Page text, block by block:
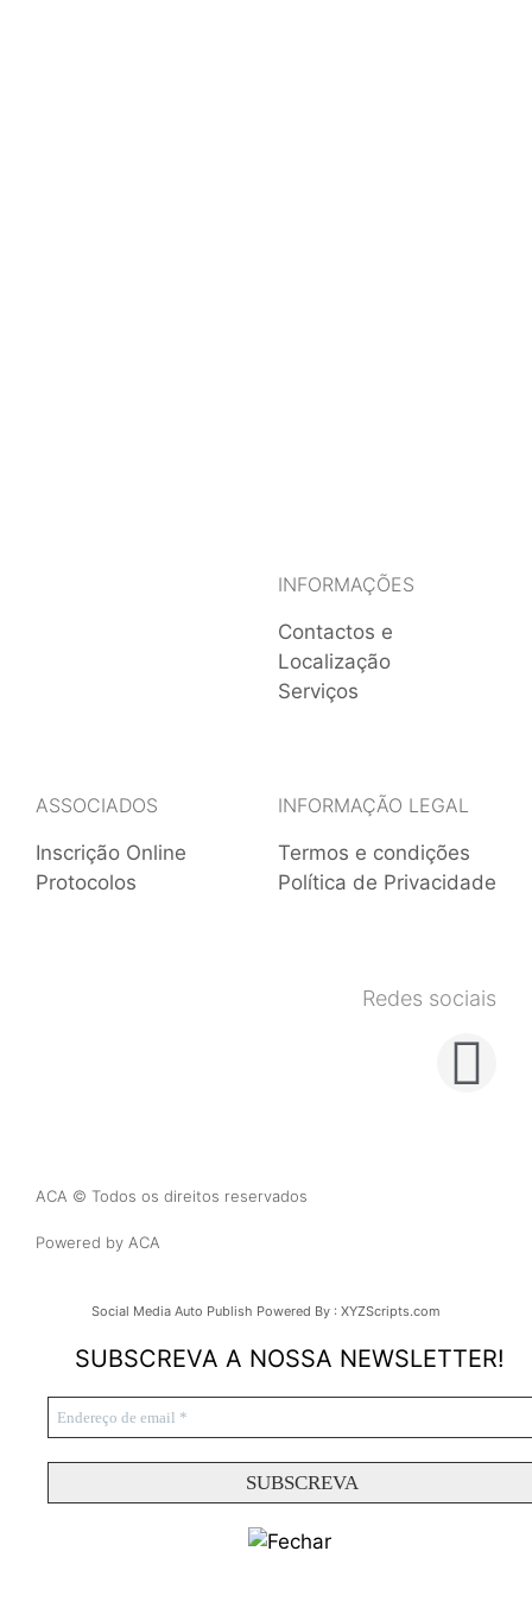
INFORMAÇÕES
Contactos e
Localização
Serviços
ASSOCIADOS
Inscrição Online
Protocolos
INFORMAÇÃO LEGAL
Termos e condições
Política de Privacidade
Redes sociais
ACA © Todos os direitos reservados
Powered by ACA
Social Media Auto Publish Powered By : XYZScripts.com
SUBSCREVA A NOSSA NEWSLETTER!